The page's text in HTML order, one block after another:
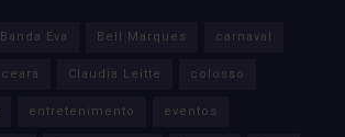
Banda Eva Bell Marques carnaval
ceará Claudia Leitte colosso
entretenimento eventos